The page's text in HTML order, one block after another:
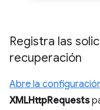
Registra las
recuperación
Abre la
XMLHttpRequests